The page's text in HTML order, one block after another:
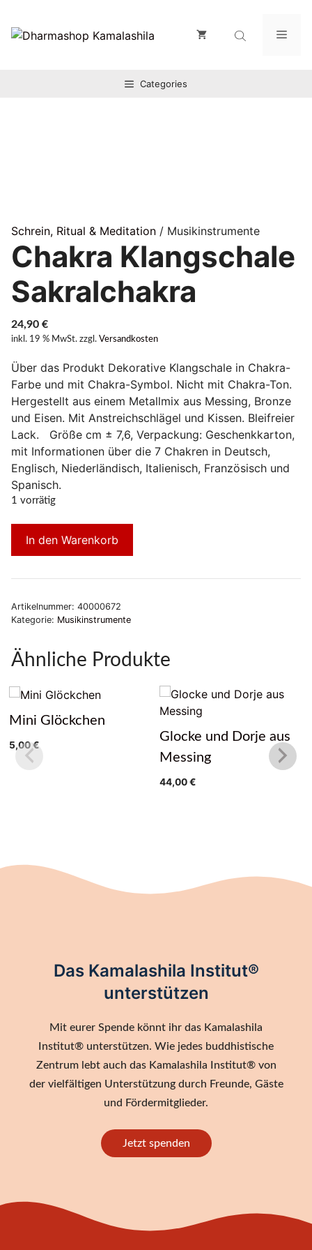
Inhalt
springen
Categories
Schrein, Ritual & Meditation / Musikinstrumente
Chakra Klangschale
Sakralchakra
24,90 €
inkl. 19 % MwSt. zzgl. Versandkosten
Über das Produkt Dekorative Klangschale in Chakra-
Farbe und mit Chakra-Symbol. Nicht mit Chakra-Ton.
Hergestellt aus einem Metallmix aus Messing, Bronze
und Eisen. Mit Anstreichschlägel und Kissen. Bleifreier
Lack. Größe cm ± 7,6, Verpackung: Geschenkkarton,
mit Informationen über die 7 Chakren in Deutsch,
Englisch, Niederländisch, Italienisch, Französisch und
Spanisch.
1 vorrätig
In den Warenkorb
Artikelnummer: 40000672
Kategorie: Musikinstrumente
Ähnliche Produkte
Mini Glöckchen
5,00€
Glocke und Dorje aus
Messing
44,00€
Das Kamalashila Institut®
unterstützen
Mit eurer Spende könnt ihr das Kamalashila
Institut® unterstützen. Wie jedes buddhistische
Zentrum lebt auch das Kamalashila Institut® von
der vielfältigen Unterstützung durch Freunde, Gäste
und Fördermitglieder.
Jetzt spenden